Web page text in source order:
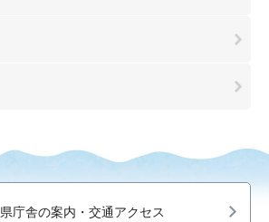
県庁舎の案内・交通アクセス